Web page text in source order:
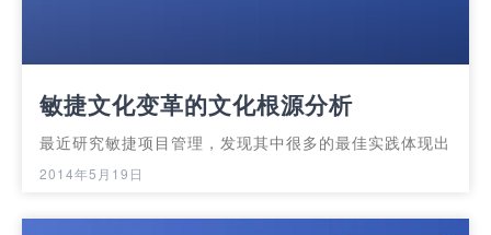
敏捷文化变革的文化根源分析
最近研究敏捷项目管理，发现其中很多的最佳实践体现出
2014年5月19日